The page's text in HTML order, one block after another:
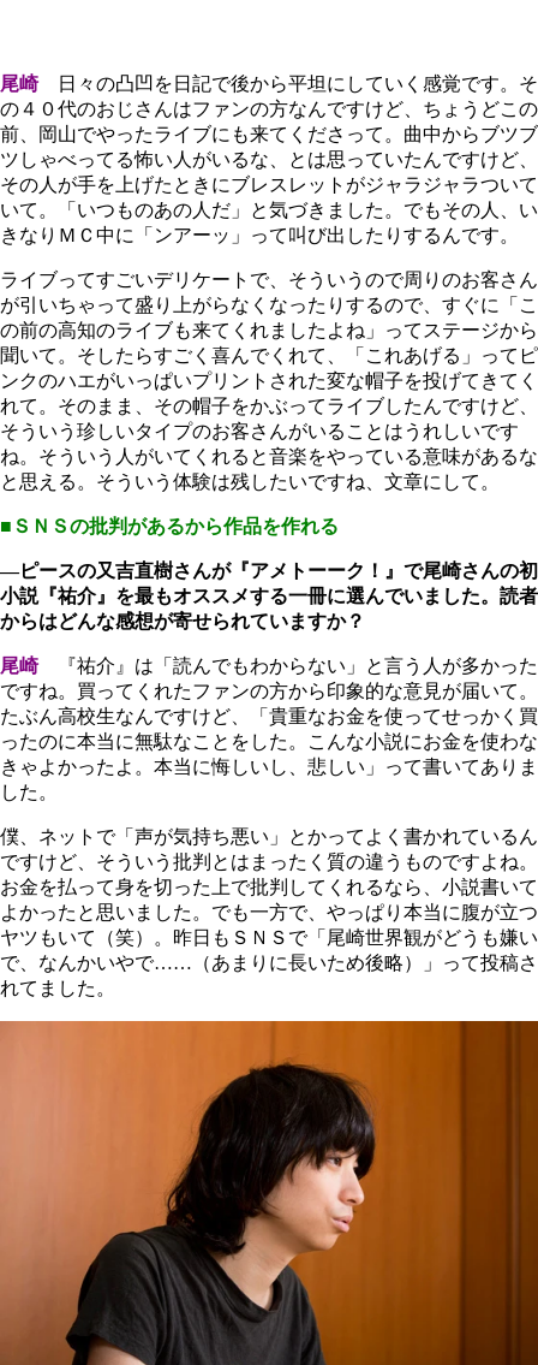
尾崎日々の凸凹を日記で後から平坦にしていく感覚です。そ
の４０代のおじさんはファンの方なんですけど、ちょうどこの
前、岡山でやったライブにも来てくださって。曲中からブツブ
ツしゃべってる怖い人がいるな、とは思っていたんですけど、
その人が手を上げたときにブレスレットがジャラジャラついて
いて。「いつものあの人だ」と気づきました。でもその人、い
きなりＭＣ中に「ンアーッ」って叫び出したりするんです。
ライブってすごいデリケートで、そういうので周りのお客さん
が引いちゃって盛り上がらなくなったりするので、すぐに「こ
の前の高知のライブも来てくれましたよね」ってステージから
聞いて。そしたらすごく喜んでくれて、「これあげる」ってピ
ンクのハエがいっぱいプリントされた変な帽子を投げてきてく
れて。そのまま、その帽子をかぶってライブしたんですけど、
そういう珍しいタイプのお客さんがいることはうれしいです
ね。そういう人がいてくれると音楽をやっている意味があるな
と思える。そういう体験は残したいですね、文章にして。
■ ＳＮＳの批判があるから作品を作れる
―ピースの又吉直樹さんが『アメトーーク！』で尾崎さんの初
小説『祐介』を最もオススメする一冊に選んでいました。読者
からはどんな感想が寄せられていますか？
尾崎『祐介』は「読んでもわからない」と言う人が多かった
ですね。買ってくれたファンの方から印象的な意見が届いて。
たぶん高校生なんですけど、「貴重なお金を使ってせっかく買
ったのに本当に無駄なことをした。こんな小説にお金を使わな
きゃよかったよ。本当に悔しいし、悲しい」って書いてありま
した。
僕、ネットで「声が気持ち悪い」とかってよく書かれているん
ですけど、そういう批判とはまったく質の違うものですよね。
お金を払って身を切った上で批判してくれるなら、小説書いて
よかったと思いました。でも一方で、やっぱり本当に腹が立つ
ヤツもいて（笑）。昨日もＳＮＳで「尾崎世界観がどうも嫌い
で、なんかいやで……（あまりに長いため後略）」って投稿さ
れてました。